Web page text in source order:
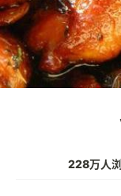
228万人